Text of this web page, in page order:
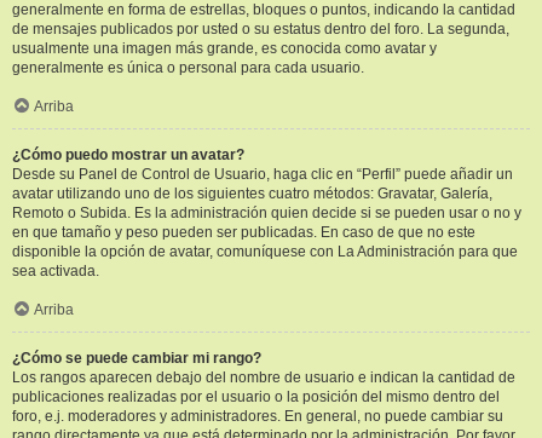
generalmente en forma de estrellas, bloques o puntos, indicando la cantidad
de mensajes publicados por usted o su estatus dentro del foro. La segunda,
usualmente una imagen más grande, es conocida como avatar y
generalmente es única o personal para cada usuario.
Arriba
¿Cómo puedo mostrar un avatar?
Desde su Panel de Control de Usuario, haga clic en “Perfil” puede añadir un
avatar utilizando uno de los siguientes cuatro métodos: Gravatar, Galería,
Remoto o Subida. Es la administración quien decide si se pueden usar o no y
en que tamaño y peso pueden ser publicadas. En caso de que no este
disponible la opción de avatar, comuníquese con La Administración para que
sea activada.
Arriba
¿Cómo se puede cambiar mi rango?
Los rangos aparecen debajo del nombre de usuario e indican la cantidad de
publicaciones realizadas por el usuario o la posición del mismo dentro del
foro, e.j. moderadores y administradores. En general, no puede cambiar su